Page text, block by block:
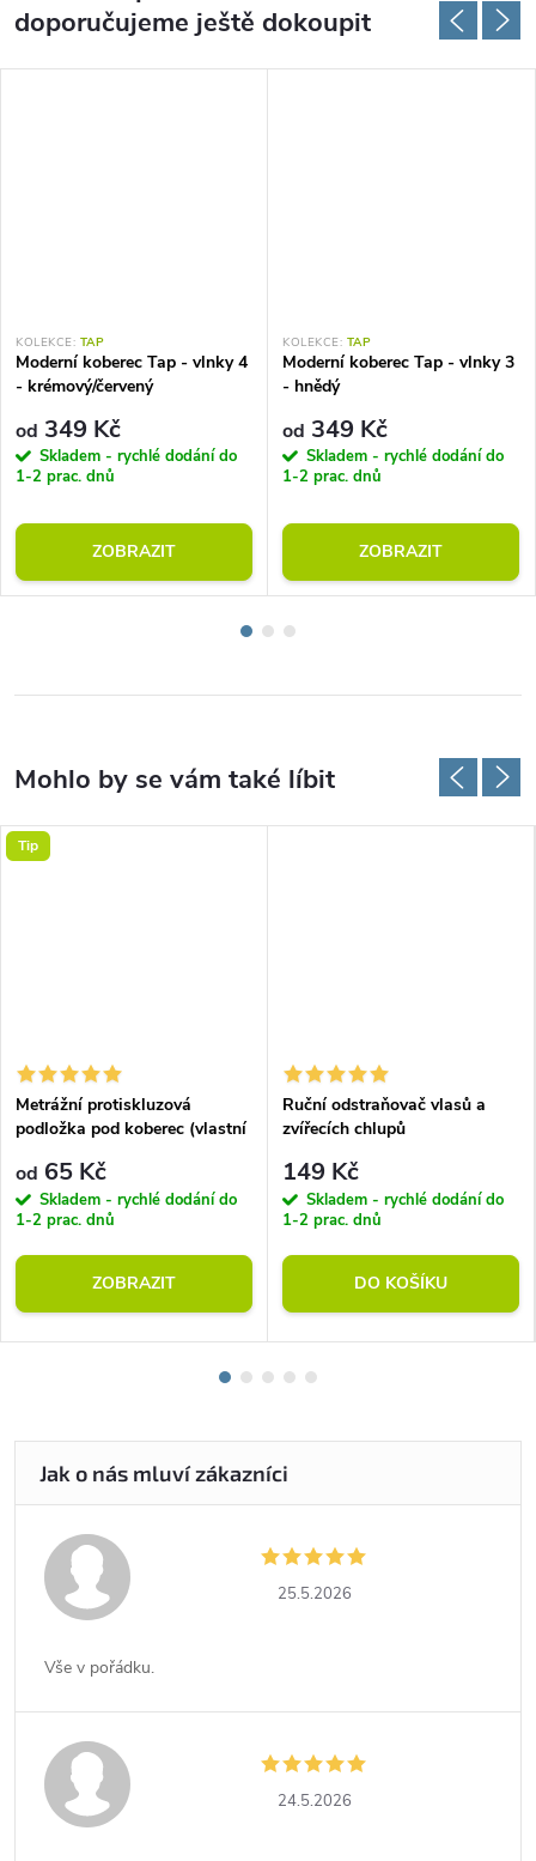
doporučujeme ještě dokoupit
KOLEKCE: TAP
Moderní koberec Tap - vlnky 4
- krémový/červený
od 349 Kč
Skladem - rychlé dodání do
1-2 prac. dnů
ZOBRAZIT
KOLEKCE: TAP
Moderní koberec Tap - vlnky 3
- hnědý
od 349 Kč
Skladem - rychlé dodání do
1-2 prac. dnů
ZOBRAZIT
Tip
Metrážní protiskluzová
podložka pod koberec (vlastní
od 65 Kč
Skladem - rychlé dodání do
1-2 prac. dnů
ZOBRAZIT
Ruční odstraňovač vlasů a
zvířecích chlupů
149 Kč
Skladem - rychlé dodání do
1-2 prac. dnů
DO KOŠÍKU
25.5.2026
Vše v pořádku.
24.5.2026